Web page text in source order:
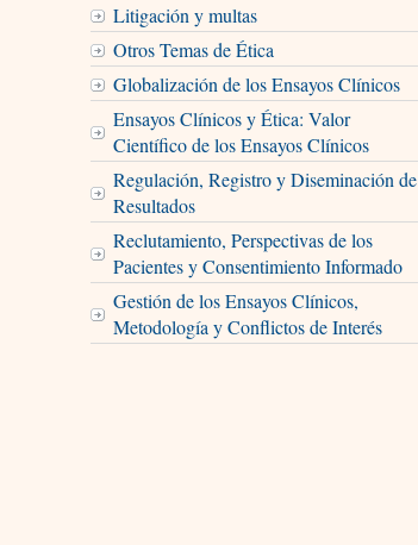
Litigación y multas
Otros Temas de Ética
Globalización de los Ensayos Clínicos
Ensayos Clínicos y Ética: Valor
Científico de los Ensayos Clínicos
Regulación, Registro y Diseminación de
Resultados
Reclutamiento, Perspectivas de los
Pacientes y Consentimiento Informado
Gestión de los Ensayos Clínicos,
Metodología y Conflictos de Interés